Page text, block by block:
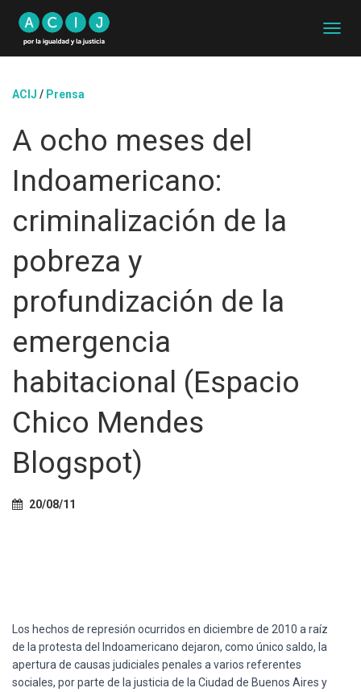
A
ACIJ / Prensa
A ocho meses del
Indoamericano:
criminalización de la
pobreza y
profundización de la
emergencia
habitacional (Espacio
Chico Mendes
Blogspot)
20/08/11
Los hechos de represión ocurridos en diciembre de 2010 a raíz
de la protesta del Indoamericano dejaron, como único saldo, la
apertura de causas judiciales penales a varios referentes
sociales, porparte de la justicia de la Ciudad de Buenos Aires y